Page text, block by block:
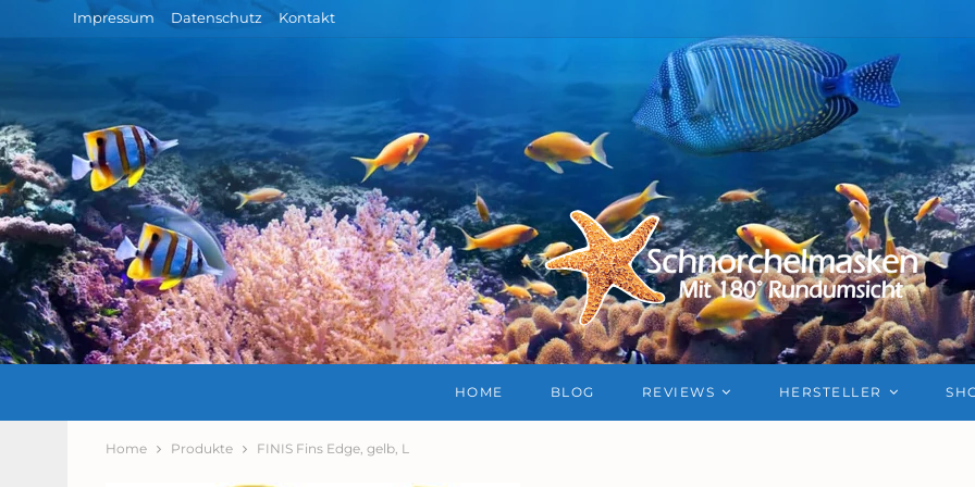
Impressum Datenschutz Kontakt
HOME BLOG REVIEWS HERSTELLER
Home Produkte FINIS Fins Edge, gelb, L